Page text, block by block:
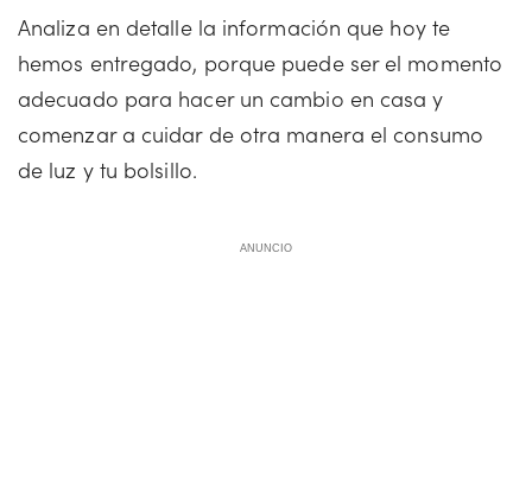
Analiza en detalle la información que hoy te
hemos entregado, porque puede ser el momento
adecuado para hacer un cambio en casa y
comenzar a cuidar de otra manera el consumo
de luz y tu bolsillo.
ANUNCIO